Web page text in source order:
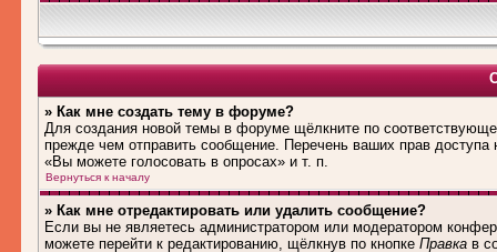
» Как мне создать тему в форуме?
Для создания новой темы в форуме щёлкните по
прежде чем отправить сообщение. Перечень ваших прав
«Вы можете голосовать в опросах» и т. п.
Вернуться к началу
» Как мне отредактировать или удалить сообщение?
Если вы не являетесь администратором или модератором
можете перейти к редактированию, щёлкнув по кнопке Правка в